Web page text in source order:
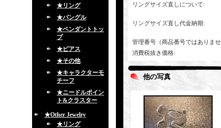
★リング
★バングル
★ペンダントトッ
プ
★ピアス
★その他
★キャラクターモ
チーフ
★ニードルポイン
ト&クラスター
★Other Jewelry
★リング
リングサイズ直しについて:
リングサイズ直し代金納期:
管理番号（商品番号ではありま
消費税抜き価格:
他の写真